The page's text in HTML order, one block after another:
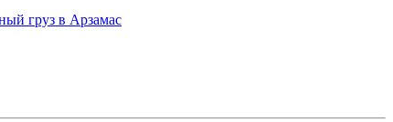
груз в Арзамас